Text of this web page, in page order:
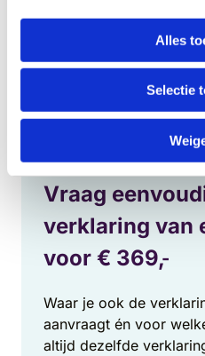
Alles
Selectie
Om erachter te komen of
schulden had, kun je een
Krediet Registratie (BKR)
de overledene. De bank
gegevens te bieden.
Vraag
verklaring van
voor € 369,-
Waar je ook de
aanvraagt én voor
altijd dezelfde